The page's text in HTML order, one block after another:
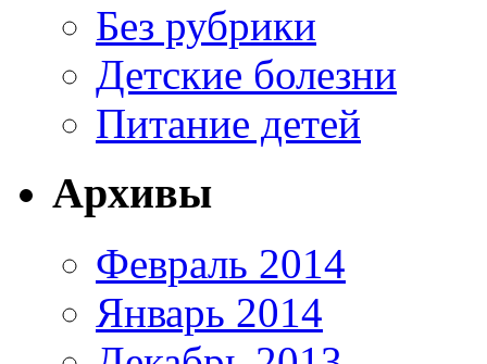
Без рубрики
Детские болезни
Питание детей
Архивы
Февраль 2014
Январь 2014